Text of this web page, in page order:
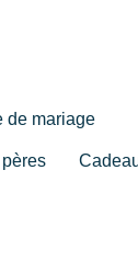
de mariage